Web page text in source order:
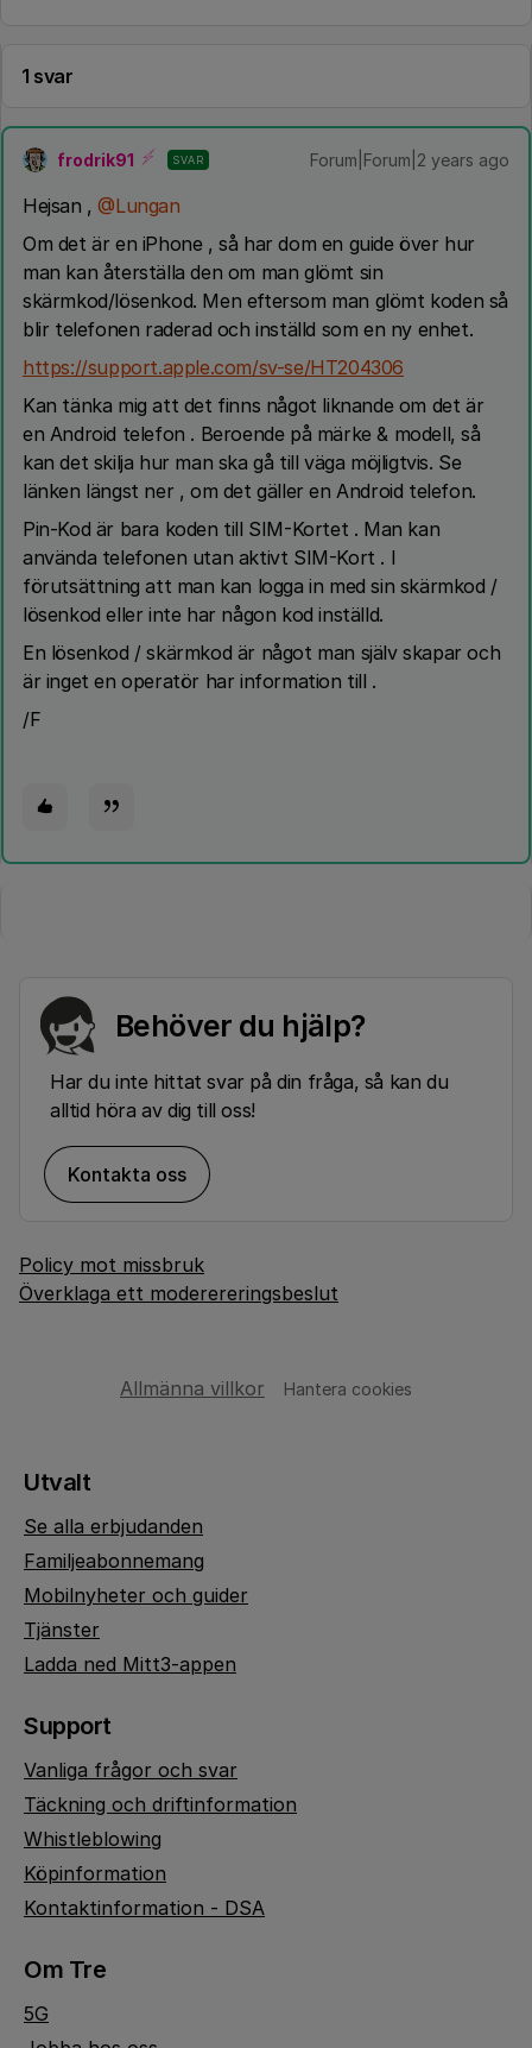
1 svar
frodrik91 SVAR Forum|Forum|2 years ago
Hejsan ,@Lungan
Om det är en iPhone , så har dom en guide över hur
man kan återställa den om man glömt sin
skärmkod/lösenkod. Men eftersom man glömt koden så
blir telefonen raderad och inställd som en ny enhet.
https://support.apple.com/sv-se/HT204306
Kan tänka mig att det finns något liknande om det är
en Android telefon . Beroende på märke & modell, så
kan det skilja hur man ska gå till väga möjligtvis. Se
länken längst ner , om det gäller en Android telefon.
Pin-Kod är bara koden till SIM-Kortet . Man kan
använda telefonen utan aktivt SIM-Kort . I
förutsättning att man kan logga in med sin skärmkod /
lösenkod eller inte har någon kod inställd.
En lösenkod / skärmkod är något man själv skapar och
är inget en operatör har information till .
/F
Behöver du hjälp?
Har du inte hittat svar på din fråga, så kan du
alltid höra av dig till oss!
Kontakta oss
Policy mot missbruk
Överklaga ett moderereringsbeslut
Allmänna villkor Hantera cookies
Utvalt
Se alla erbjudanden
Familjeabonnemang
Mobilnyheter och guider
Tjänster
Ladda ned Mitt3-appen
Support
Vanliga frågor och svar
Täckning och driftinformation
Whistleblowing
Köpinformation
Kontaktinformation - DSA
Om Tre
5G